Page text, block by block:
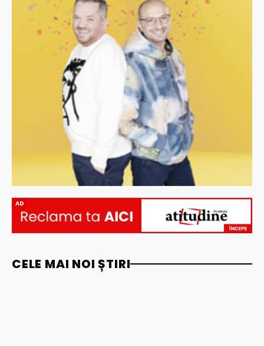
AD
CELE MAI NOI ȘTIRI